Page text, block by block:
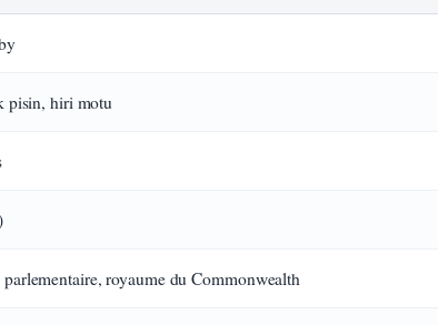
pisin, hiri motu
royaume du Commonwealth